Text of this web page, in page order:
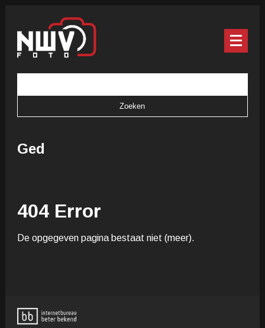
Ged
404 Error
De opgegeven pagina bestaat niet (meer).